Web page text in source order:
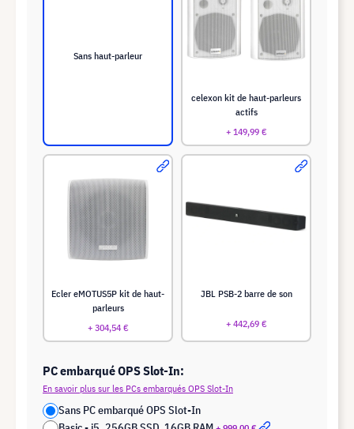
Sans haut-parleur
celexon kit de haut-parleurs
actifs
+ 149,99 €
Ecler eMOTUS5P kit de haut-
parleurs
+ 304,54 €
JBL PSB-2 barre de son
+ 442,69 €
PC embarqué OPS Slot-In:
En savoir plus sur les PCs embarqués OPS Slot-In
Sans PC embarqué OPS Slot-In